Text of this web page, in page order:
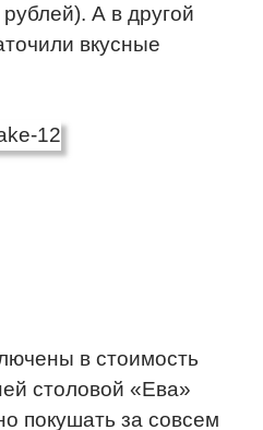
А в другой
вкусные
в стоимость
столовой «Ева»
покушать за совсем